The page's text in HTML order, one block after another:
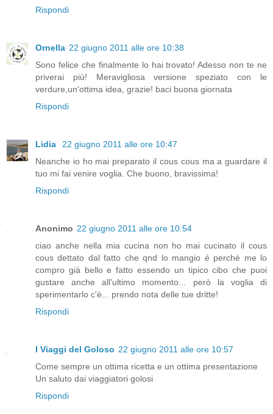
Rispondi
Ornella 22 giugno 2011 alle ore 10:38
Sono felice che finalmente lo hai trovato! Adesso non te ne
priverai più! Meravigliosa versione speziato con le
verdure,un'ottima idea, grazie! baci buona giornata
Rispondi
Lidia
22 giugno 2011 alle ore 10:47
Neanche io ho mai preparato il cous cous ma a guardare il
tuo mi fai venire voglia. Che buono, bravissima!
Rispondi
Anonimo 22 giugno 2011 alle ore 10:54
ciao anche nella mia cucina non ho mai cucinato il cous
cous dettato dal fatto che qnd lo mangio è perchè me lo
compro già bello e fatto essendo un tipico cibo che puoi
gustare anche all'ultimo momento... però la voglia di
sperimentarlo c'è... prendo nota delle tue dritte!
Rispondi
I Viaggi del Goloso 22 giugno 2011 alle ore 10:57
Come sempre un ottima ricetta e un ottima presentazione
Un saluto dai viaggiatori golosi
Rispondi